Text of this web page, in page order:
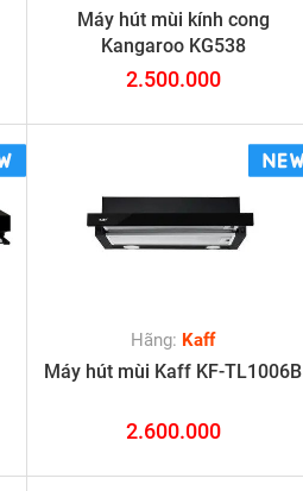
Máy hút mùi kính cong
Kangaroo KG538
2.500.000
Hãng: Kaff
Máy hút mùi Kaff KF-TL1006B
2.600.000